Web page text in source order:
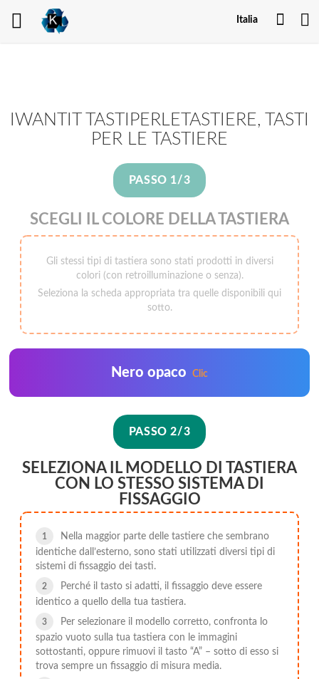
Italia
mio
IWANTIT TASTIPERLETASTIERE, TASTI
PER LE TASTIERE
PASSO 1/3
SCEGLI IL COLORE DELLA TASTIERA
Gli stessi tipi di tastiera sono stati prodotti in diversi
colori (con retroilluminazione o senza).
Seleziona la scheda appropriata tra quelle disponibili qui
sotto.
Nero opaco Clic
PASSO 2/3
SELEZIONA IL MODELLO DI TASTIERA
CON LO STESSO SISTEMA DI
FISSAGGIO
Nella maggior parte delle tastiere che sembrano
identiche dall’esterno, sono stati utilizzati diversi tipi di
sistemi di fissaggio dei tasti.
Perché il tasto si adatti, il fissaggio deve essere
identico a quello della tua tastiera.
Per selezionare il modello corretto, confronta lo
spazio vuoto sulla tua tastiera con le immagini
sottostanti, oppure rimuovi il tasto “A” – sotto di esso si
trova sempre un fissaggio di misura media.